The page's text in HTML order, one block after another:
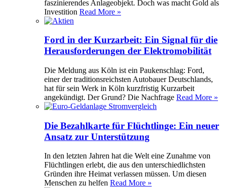
faszinierendes Anlageobjekt. Doch was macht Gold als
Investition Read More »
Ford in der Kurzarbeit: Ein Signal für die
Herausforderungen der Elektromobilität
Die Meldung aus Köln ist ein Paukenschlag: Ford,
einer der traditionsreichsten Autobauer Deutschlands,
hat für sein Werk in Köln kurzfristig Kurzarbeit
angekündigt. Der Grund? Die Nachfrage Read More »
Die Bezahlkarte für Flüchtlinge: Ein neuer
Ansatz zur Unterstützung
In den letzten Jahren hat die Welt eine Zunahme von
Flüchtlingen erlebt, die aus den unterschiedlichsten
Gründen ihre Heimat verlassen müssen. Um diesen
Menschen zu helfen Read More »